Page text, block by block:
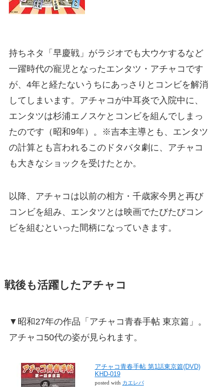
持ちネタ「早慶戦」がラジオでも大ウケするなど
一躍時代の寵児となったエンタツ・アチャコです
が、4年と経たないうちにあっさりとコンビを解消
してしまいます。アチャコが中耳炎で入院中に、
エンタツは杉浦エノスケとコンビを組んでしまっ
たのです（昭和9年）。※吉本主導とも、エンタツ
の計算とも言われるこのドタバタ劇に、アチャコ
も大きなショックを受けたとか。
以降、アチャコは以前の相方・千歳家今男と再び
コンビを組み、エンタツとは映画でたびたびコン
ビを組むといった間柄になっていきます。
戦後も活躍したアチャコ
▼昭和27年の作品「アチャコ青春手帖 東京篇」。
アチャコ50代の姿が見られます。
アチャコ青春手帖 第1話東京篇(DVD)
KHD-019
posted with カエレバ